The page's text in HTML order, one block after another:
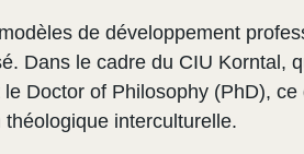
de développement
Dans le cadre du CIU Korntal,
le Doctor of Philosophy (PhD),
théologique interculturelle.